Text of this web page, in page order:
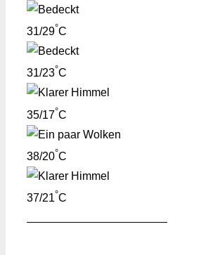
31/29°C
31/23°C
35/17°C
38/20°C
37/21°C